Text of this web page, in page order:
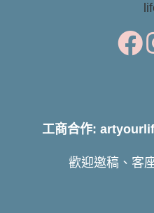
工商合作:
歡迎邀稿、客